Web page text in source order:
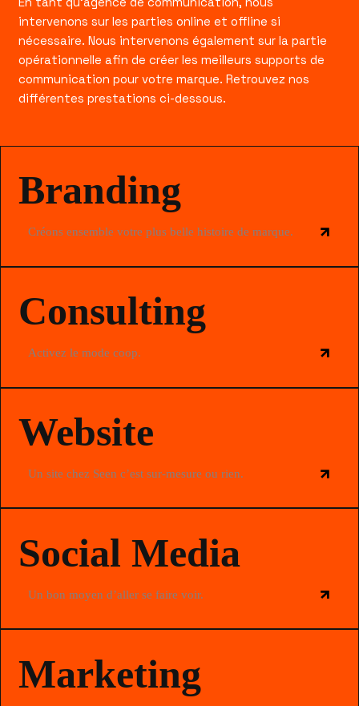
intervenons sur les parties online et offline si
nécessaire. Nous intervenons également sur la partie
opérationnelle afin de créer les meilleurs supports de
communication pour votre marque. Retrouvez nos
différentes prestations ci-dessous.
Branding
Créons ensemble votre plus belle histoire de marque.
Consulting
Activez le mode coop.
Website
Un site chez Seen c’est sur-mesure ou rien.
Social Media
Un bon moyen d’aller se faire voir.
Marketing